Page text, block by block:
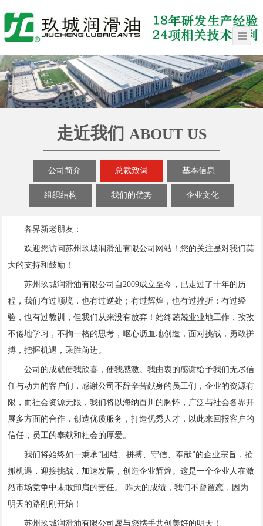
走近我们 ABOUT US
公司简介 总裁致词 基本信息
组织结构 我们的优势 企业文化
各界新老朋友：
欢迎您访问苏州玖城润滑油有限公司网站！您的关注是对我们莫
大的支持和鼓励！
苏州玖城润滑油有限公司自2009成立至今，已走过了十年的历
程，我们有过顺境，也有过逆处；有过辉煌，也有过挫折；有过经
验，也有过教训，但我们从来没有放弃！始终兢兢业业地工作，孜孜
不倦地学习，不拘一格的思考，呕心沥血地创造，面对挑战，勇敢拼
搏，把握机遇，乘胜前进。
公司的成就使我欣喜，使我感激。我由衷的感谢给予我们无尽信
任与动力的客户们，感谢公司不辞辛苦献身的员工们，企业的资源有
限，而社会资源无限，我们将以海纳百川的胸怀，广泛与社会各界开
展多方面的合作，创造优质服务，打造优秀人才，以此来回报客户的
信任，员工的奉献和社会的厚爱。
我们将始终如一秉承“团结、拼搏、守信、奉献”的企业宗旨，抢
抓机遇，迎接挑战，加速发展，创造企业辉煌。这是一个企业人在激
烈市场竞争中未敢卸肩的责任。 昨天的成绩，我们不曾留恋，因为
明天的路刚刚开始！
苏州玖城润滑油有限公司愿与您携手共创美好的明天！